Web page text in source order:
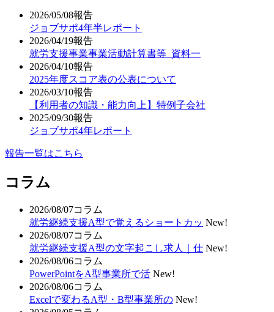
2026/05/08報告
ジョブサポ4年半レポート
2026/04/19報告
就労支援事業事業活動計算書等_資料一
2026/04/10報告
2025年度スコア表の公表について
2026/03/10報告
【利用者の知識・能力向上】特例子会社
2025/09/30報告
ジョブサポ4年レポート
報告一覧はこちら
コラム
2026/08/07コラム
就労継続支援A型で覚えるショートカッ New!
2026/08/07コラム
就労継続支援A型の文字起こし求人｜仕 New!
2026/08/06コラム
PowerPointをA型事業所で活 New!
2026/08/06コラム
Excelで変わるA型・B型事業所の New!